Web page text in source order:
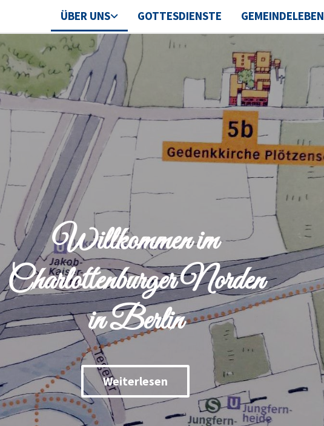
ÜBER UNS GOTTESDIENSTE GEMEINDELEBEN
Willkommenim
Charlottenburger Norden
in Berlin
Weiterlesen